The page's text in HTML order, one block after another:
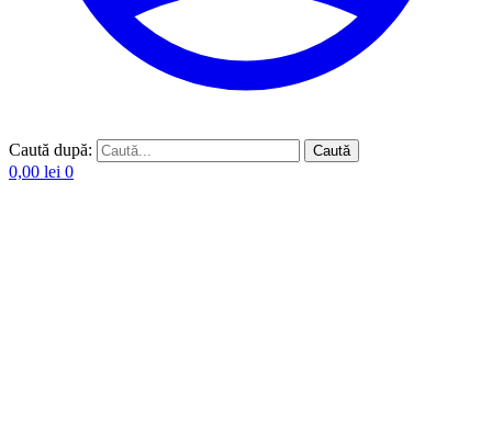
Caută după: Caută
0,00 lei 0